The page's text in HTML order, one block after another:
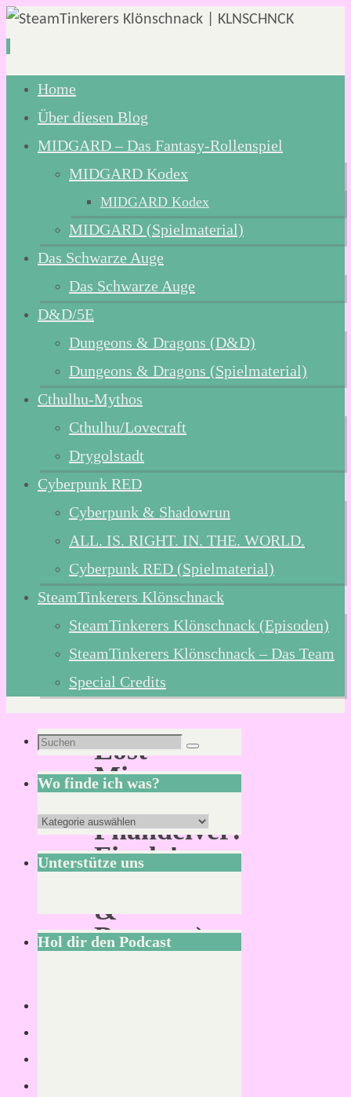
Zum
Inhalt
springen
Home
Über diesen Blog
MIDGARD – Das Fantasy-Rollenspiel
MIDGARD Kodex
MIDGARD Kodex
MIDGARD (Spielmaterial)
Das Schwarze Auge
Das Schwarze Auge
D&D/5E
Dungeons & Dragons (D&D)
Dungeons & Dragons (Spielmaterial)
Cthulhu-Mythos
Cthulhu/Lovecraft
Drygolstadt
Cyberpunk RED
Cyberpunk & Shadowrun
ALL. IS. RIGHT. IN. THE. WORLD.
Cyberpunk RED (Spielmaterial)
SteamTinkerers Klönschnack
SteamTinkerers Klönschnack (Episoden)
SteamTinkerers Klönschnack – Das Team
Special Credits
Lost
Mine
of
Phandelver:
Finale!
&
Dragons)
Suchen
nach:
Suchen
Wo finde ich was?
Wo
finde
ich
Unterstütze uns
Hol dir den Podcast